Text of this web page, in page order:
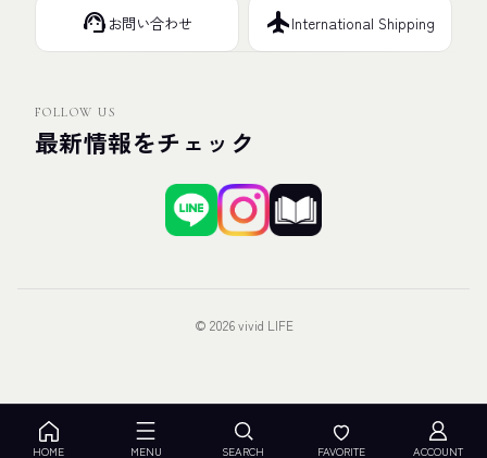
support_agent お問い合わせ flightInternational Shipping
FOLLOW US
最新情報をチェック
© 2026 vivid LIFE
HOME MENU SEARCH FAVORITE ACCOUNT